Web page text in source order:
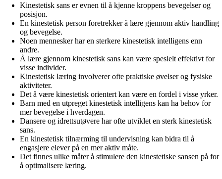
Kinestetisk sans er evnen til å kjenne kroppens bevegelser og
posisjon.
En kinestetisk person foretrekker å lære gjennom aktiv handling
og bevegelse.
Noen mennesker har en sterkere kinestetisk intelligens enn
andre.
Å lære gjennom kinestetisk sans kan være spesielt effektivt for
visse individer.
Kinestetisk læring involverer ofte praktiske øvelser og fysiske
aktiviteter.
Det å være kinestetisk orientert kan være en fordel i visse yrker.
Barn med en utpreget kinestetisk intelligens kan ha behov for
mer bevegelse i hverdagen.
Dansere og idrettsutøvere har ofte utviklet en sterk kinestetisk
sans.
En kinestetisk tilnærming til undervisning kan bidra til å
engasjere elever på en mer aktiv måte.
Det finnes ulike måter å stimulere den kinestetiske sansen på for
å optimalisere læring.